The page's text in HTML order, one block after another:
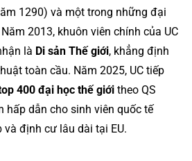
1290) và một trong những đại
2013, khuôn viên chính của UC
là Di sản Thế giới, khẳng định
toàn cầu. Năm 2025, UC tiếp
400 đại học thế giới theo QS
hấp dẫn cho sinh viên quốc tế
và định cư lâu dài tại EU.